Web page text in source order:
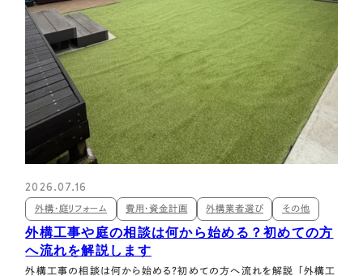
2026.07.16
外構・庭リフォーム 費用・資金計画 外構業者選び その他
外構工事や庭の相談は何から始める？初めての方
へ流れを解説します
外構工事の相談は何から始める？初めての方へ流れを解説 「外構工